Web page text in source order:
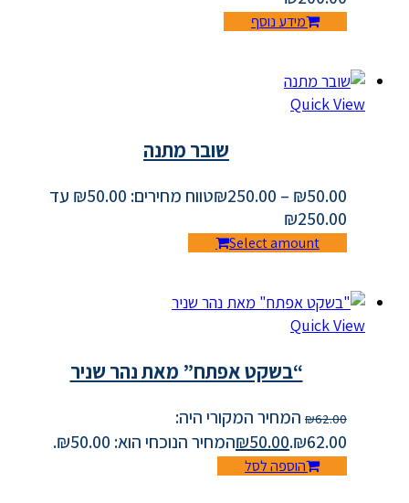
מידע נוסף
Quick View
שובר מתנה
₪50.00
–
₪250.00
טווח מחירים: ⁦₪50.00⁩ עד
Select amount
Quick View
“בשקט אפתח” מאת נהר שניר
₪62.00
המחיר המקורי היה:
₪62.00.
₪50.00 המחיר הנוכחי הוא: ₪50.00.
הוספה לסל